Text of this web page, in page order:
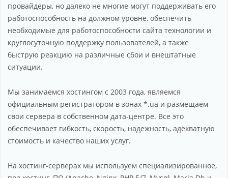
провайдеры, но далеко не многие могут поддерживать его
работоспособность на должном уровне, обеспечить
необходимые для работоспособности сайта технологии и
круглосуточную поддержку пользователей, а также
быструю реакцию на различные сбои и внештатные
ситуации.
Мы занимаемся хостингом с 2003 года, являемся
официальным регистратором в зонах *.ua и размещаем
свои сервера в собственном дата-центре. Все это
обеспечивает гибкость, скорость, надежность, адекватную
стоимость и качество наших услуг.
На хостинг-серверах мы используем специализированное,